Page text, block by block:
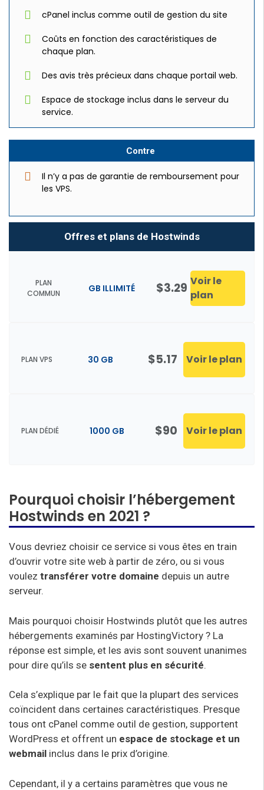
cPanel inclus comme outil de gestion du site
Coûts en fonction des caractéristiques de
chaque plan.
Des avis très précieux dans chaque portail web.
Espace de stockage inclus dans le serveur du
service.
Contre
Il n’y a pas de garantie de remboursement pour
les VPS.
Offres et plans de Hostwinds
PLAN
COMMUN
$3.29
GB ILLIMITÉ
Voir le
plan
PLAN VPS $5.17
30 GB Voir le plan
PLAN DÉDIÉ $90
1000 GB Voir le plan
Pourquoi choisir l’hébergement
Hostwinds en 2021 ?
Vous devriez choisir ce service si vous êtes en train
d’ouvrir votre site web à partir de zéro, ou si vous
voulez transférer votre domaine depuis un autre
serveur.
Mais pourquoi choisir Hostwinds plutôt que les autres
hébergements examinés par HostingVictory ? La
réponse est simple, et les avis sont souvent unanimes
pour dire qu’ils se sentent plus en sécurité.
Cela s’explique par le fait que la plupart des services
coïncident dans certaines caractéristiques. Presque
tous ont cPanel comme outil de gestion, supportent
WordPress et offrent un espace de stockage et un
webmail inclus dans le prix d’origine.
Cependant, il y a certains paramètres que vous ne